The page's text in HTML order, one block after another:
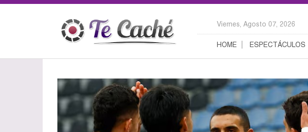
Viernes, Agosto 07, 2026
HOME ESPECTÁCULOS